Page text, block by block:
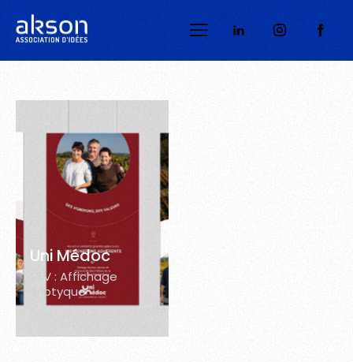
Uni Médoc
PLV : Affichage
triptyque